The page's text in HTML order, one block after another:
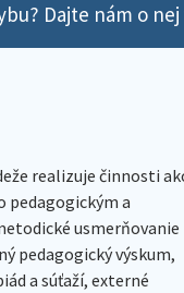
Dajte nám o
realizuje činnosti
pedagogickým a
usmerňovanie
pedagogický výskum,
a súťaží, externé